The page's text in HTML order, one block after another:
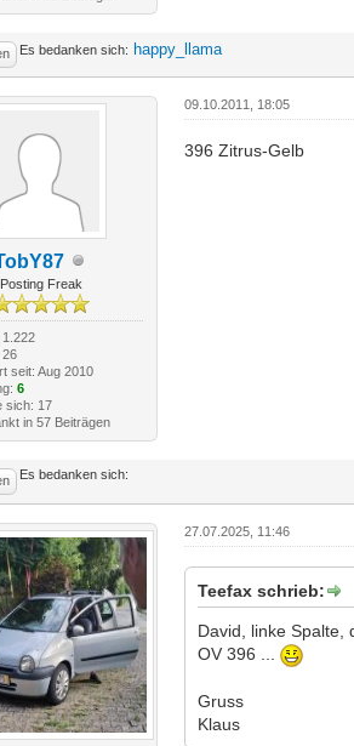
Es bedanken sich: happy_llama
Posting Freak
1.222
seit: Aug 2010
6
sich: 17
in 57 Beiträgen
09.10.2011, 18:05
396 Zitrus-Gelb
Es bedanken sich:
27.07.2025, 11:46
Teefax schrieb:
David, linke Spalte,
OV 396 ...
Gruss
Klaus